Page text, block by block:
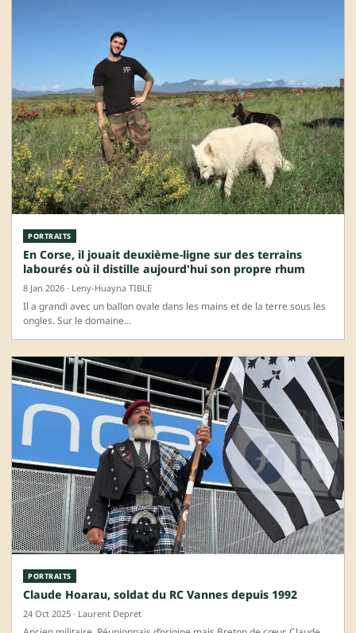
PORTRAITS
En Corse, il jouait deuxième-ligne sur des terrains
labourés où il distille aujourd'hui son propre rhum
8 Jan 2026 · Leny-Huayna TIBLE
Il a grandi avec un ballon ovale dans les mains et de la terre sous les
ongles. Sur le domaine…
PORTRAITS
Claude Hoarau, soldat du RC Vannes depuis 1992
24 Oct 2025 · Laurent Depret